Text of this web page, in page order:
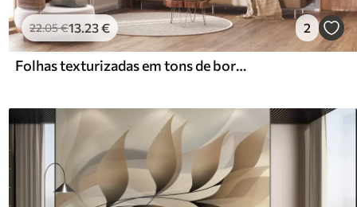
22.05€13.23€ 2
Folhas texturizadas em tons de bordô e bege sobre um fundo de formas abstratas, minimalismo, arte moderna